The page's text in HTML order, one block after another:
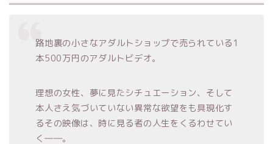
路地裏の小さなアダルトショップで売られている1
本500万円のアダルトビデオ。
理想の女性、夢に見たシチュエーション、そして
本人さえ気づいていない異常な欲望をも具現化す
るその映像は、時に見る者の人生をくるわせてい
く――。